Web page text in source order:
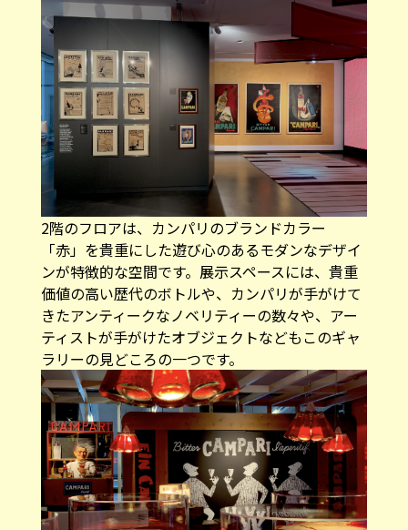
2階のフロアは、カンパリのブランドカラー
「赤」を貴重にした遊び心のあるモダンなデザイ
ンが特徴的な空間です。展示スペースには、貴重
価値の高い歴代のボトルや、カンパリが手がけて
きたアンティークなノベリティーの数々や、アー
ティストが手がけたオブジェクトなどもこのギャ
ラリーの見どころの一つです。